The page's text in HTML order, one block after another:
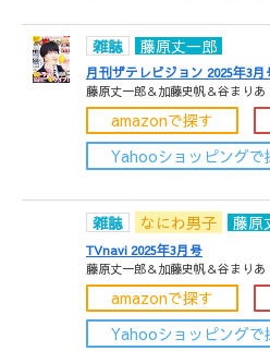
雑誌 藤原丈一郎
月刊ザテレビジョン 2025年3月
藤原丈一郎＆加藤史帆＆谷まりあ
amazonで探す
Yahooショッピングで
雑誌 なにわ男子 藤原
TVnavi 2025年3月号
藤原丈一郎＆加藤史帆＆谷まりあ
amazonで探す
Yahooショッピングで